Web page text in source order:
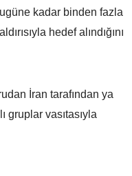
kadar binden fazla
hedef alındığını
İran tarafından ya
gruplar vasıtasıyla